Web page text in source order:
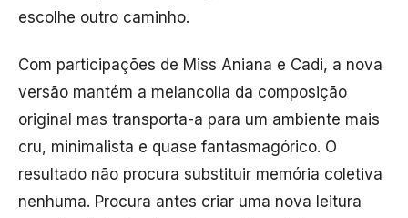
escolhe outro caminho.
Com participações de Miss Aniana e Cadi, a nova
versão mantém a melancolia da composição
original mas transporta-a para um ambiente mais
cru, minimalista e quase fantasmagórico. O
resultado não procura substituir memória coletiva
nenhuma. Procura antes criar uma nova leitura